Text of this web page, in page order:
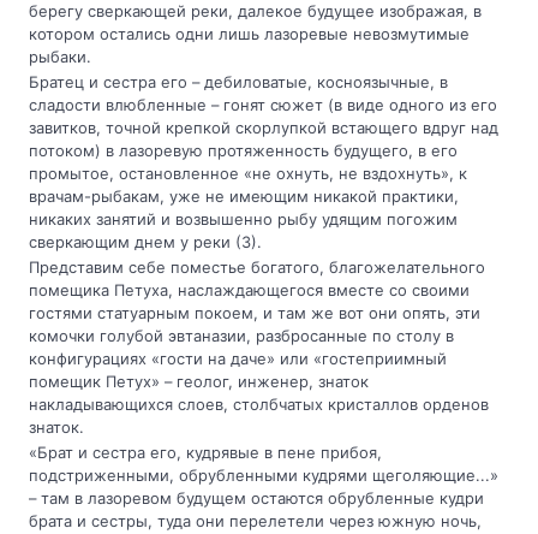
берегу сверкающей реки, далекое будущее изображая, в
котором остались одни лишь лазоревые невозмутимые
рыбаки.
Братец и сестра его – дебиловатые, косноязычные, в
сладости влюбленные – гонят сюжет (в виде одного из его
завитков, точной крепкой скорлупкой встающего вдруг над
потоком) в лазоревую протяженность будущего, в его
промытое, остановленное «не охнуть, не вздохнуть», к
врачам-рыбакам, уже не имеющим никакой практики,
никаких занятий и возвышенно рыбу удящим погожим
сверкающим днем у реки (3).
Представим себе поместье богатого, благожелательного
помещика Петуха, наслаждающегося вместе со своими
гостями статуарным покоем, и там же вот они опять, эти
комочки голубой эвтаназии, разбросанные по столу в
конфигурациях «гости на даче» или «гостеприимный
помещик Петух» – геолог, инженер, знаток
накладывающихся слоев, столбчатых кристаллов орденов
знаток.
«Брат и сестра его, кудрявые в пене прибоя,
подстриженными, обрубленными кудрями щеголяющие...»
– там в лазоревом будущем остаются обрубленные кудри
брата и сестры, туда они перелетели через южную ночь,